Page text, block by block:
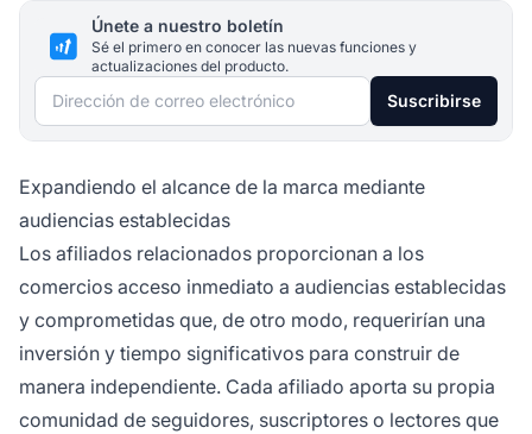
Únete a nuestro boletín
Sé el primero en conocer las nuevas funciones y
actualizaciones del producto.
Dirección de correo electrónico Suscribirse
Expandiendo el alcance de la marca mediante
audiencias establecidas
Los afiliados relacionados proporcionan a los
comercios acceso inmediato a audiencias establecidas
y comprometidas que, de otro modo, requerirían una
inversión y tiempo significativos para construir de
manera independiente. Cada afiliado aporta su propia
comunidad de seguidores, suscriptores o lectores que